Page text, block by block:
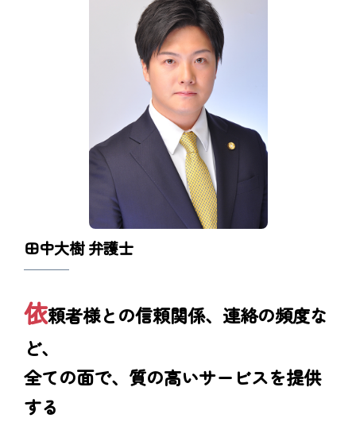
田中大樹 弁護士
依頼者様との信頼関係、連絡の頻度な
ど、
全ての面で、質の高いサービスを提供
する